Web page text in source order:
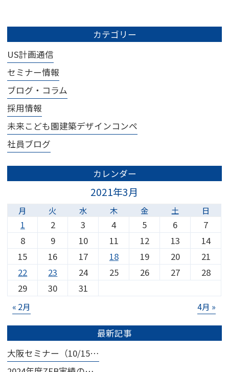
カテゴリー
US計画通信
セミナー情報
ブログ・コラム
採用情報
未来こども園建築デザインコンペ
社員ブログ
カレンダー
2021年3月
月 火 水 木 金 土 日
« 2月 4月 »
1 2 3 4 5 6
7
8
9 10 11 12 13
14
15
16 17 18 19 20
21
22
23 24 25 26 27
28
29
30 31
最新記事
大阪セミナー（10/15…